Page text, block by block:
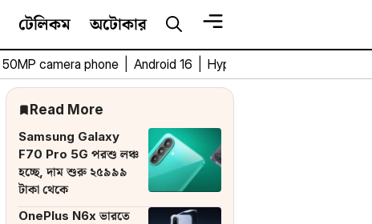
টেলিকম অটোকার
50MP camera phone Android 16 HyperOS 3
Read More
Samsung Galaxy
F70 Pro 5G পরশু লঞ্চ
হচ্ছে, দাম শুরু ২৫৯৯৯
টাকা থেকে
OnePlus N6x ভারতে